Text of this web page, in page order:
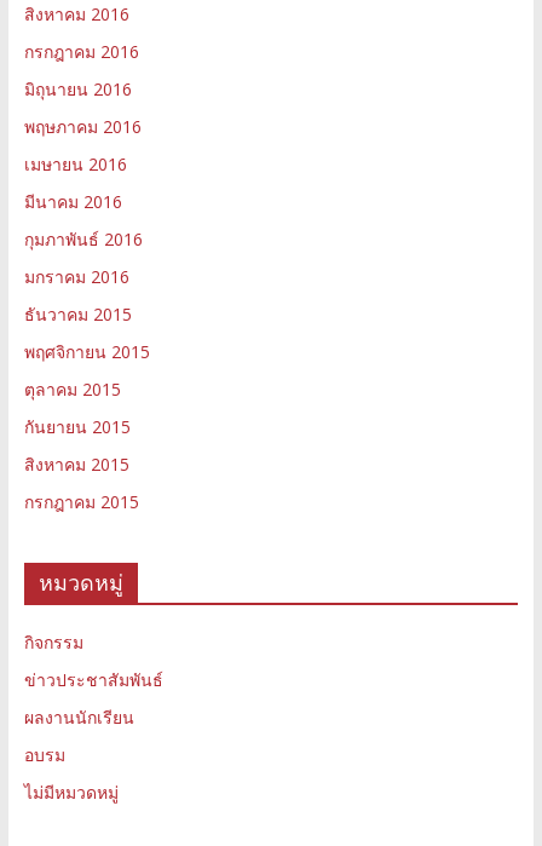
สิงหาคม 2016
กรกฎาคม 2016
มิถุนายน 2016
พฤษภาคม 2016
เมษายน 2016
มีนาคม 2016
กุมภาพันธ์ 2016
มกราคม 2016
ธันวาคม 2015
พฤศจิกายน 2015
ตุลาคม 2015
กันยายน 2015
สิงหาคม 2015
กรกฎาคม 2015
หมวดหมู่
กิจกรรม
ข่าวประชาสัมพันธ์
ผลงานนักเรียน
อบรม
ไม่มีหมวดหมู่